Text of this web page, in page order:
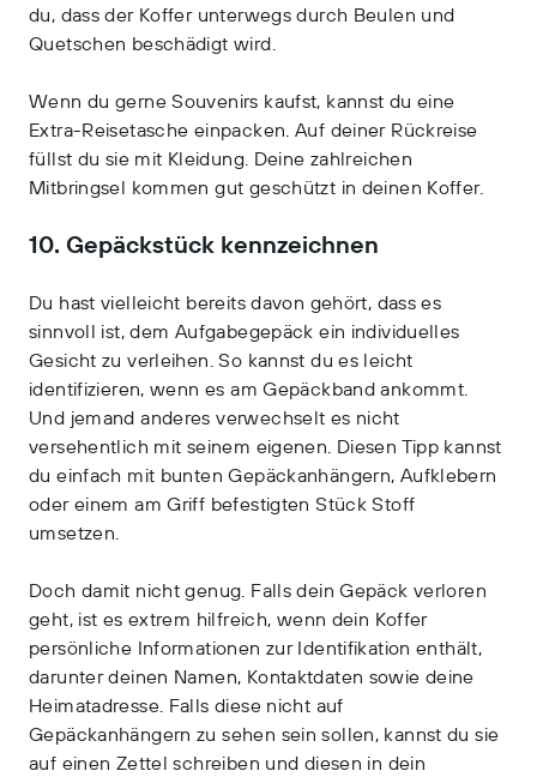
du, dass der Koffer unterwegs durch Beulen und
Quetschen beschädigt wird.
Wenn du gerne Souvenirs kaufst, kannst du eine
Extra-Reisetasche einpacken. Auf deiner Rückreise
füllst du sie mit Kleidung. Deine zahlreichen
Mitbringsel kommen gut geschützt in deinen Koffer.
10. Gepäckstück kennzeichnen
Du hast vielleicht bereits davon gehört, dass es
sinnvoll ist, dem Aufgabegepäck ein individuelles
Gesicht zu verleihen. So kannst du es leicht
identifizieren, wenn es am Gepäckband ankommt.
Und jemand anderes verwechselt es nicht
versehentlich mit seinem eigenen. Diesen Tipp kannst
du einfach mit bunten Gepäckanhängern, Aufklebern
oder einem am Griff befestigten Stück Stoff
umsetzen.
Doch damit nicht genug. Falls dein Gepäck verloren
geht, ist es extrem hilfreich, wenn dein Koffer
persönliche Informationen zur Identifikation enthält,
darunter deinen Namen, Kontaktdaten sowie deine
Heimatadresse. Falls diese nicht auf
Gepäckanhängern zu sehen sein sollen, kannst du sie
auf einen Zettel schreiben und diesen in dein